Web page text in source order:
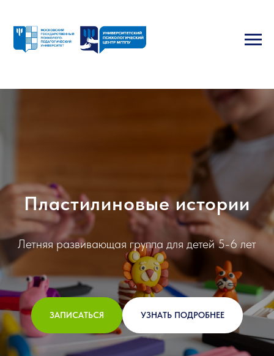
Пластилиновые истории
Летняя развивающая группа для детей 5-6 лет
ЗАПИСАТЬСЯ УЗНАТЬ ПОДРОБНЕЕ